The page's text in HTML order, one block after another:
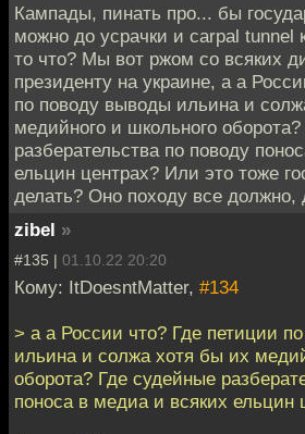
Кампады, пинать про... бы
можно до усрачки и carpal tunnel
то что? Мы вот ржом со всяких
президенту на украине, а а
по поводу выводы ильина и
медийного и школьного
разберательства по поводу
ельцин центрах? Или это тоже
делать? Оно походу все должно,
zibel »
#135 | 01.10.22 20:20
Кому: ItDoesntMatter, #134
> а а России что? Где петиции
ильина и солжа хотя бы их
оборота? Где судейные
поноса в медиа и всяких ельцин